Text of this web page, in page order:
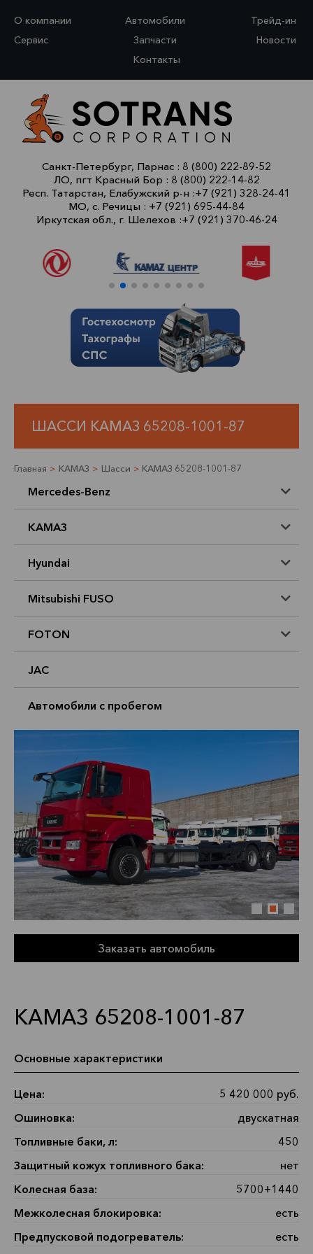
О компании Автомобили
Трейд-ин
Сервис
Запчасти
Новости
Контакты
Санкт-Петербург, Парнас : 8 (800) 222-89-52
ЛО, пгт Красный Бор : 8 (800) 222-14-82
Респ. Татарстан, Елабужский р-н :+7 (921) 328-24-41
МО, с. Речицы : +7 (921) 695-44-84
Иркутская обл., г. Шелехов :+7 (921) 370-46-24
ШАССИ КАМАЗ 65208-1001-87
Главная > КАМАЗ > Шасси > КАМАЗ 65208-1001-87
Mercedes-Benz
КАМАЗ
Hyundai
Mitsubishi FUSO
FOTON
JAC
Автомобили с пробегом
Заказать автомобиль
КАМАЗ 65208-1001-87
Основные характеристики
Цена:
5 420 000 руб.
Ошиновка:
двускатная
Топливные баки, л:
450
Защитный кожух топливного бака:
нет
Колесная база:
5700+1440
Межколесная блокировка:
есть
Предпусковой подогреватель:
есть